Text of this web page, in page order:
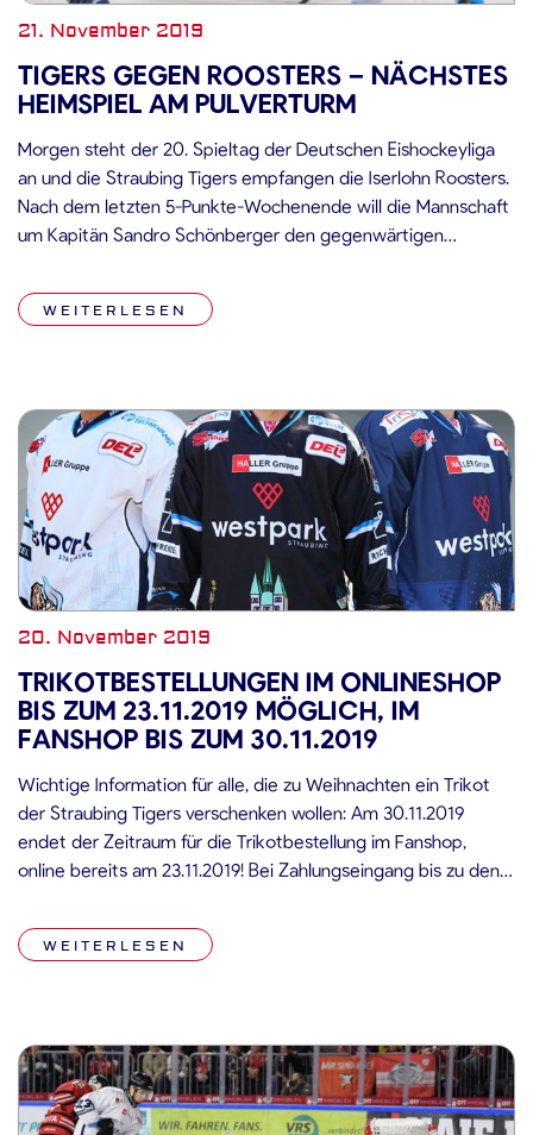
21. November 2019
TIGERS GEGEN ROOSTERS – NÄCHSTES
HEIMSPIEL AM PULVERTURM
Morgen steht der 20. Spieltag der Deutschen Eishockeyliga
an und die Straubing Tigers empfangen die Iserlohn Roosters.
Nach dem letzten 5-Punkte-Wochenende will die Mannschaft
um Kapitän Sandro Schönberger den gegenwärtigen
Torverhältnis von 42 Treffern und 57 Gegentreffern konnten
die Iserlohn Roosters im bisherigen Saisonverlauf sechs Siege
WEITERLESEN
20. November 2019
TRIKOTBESTELLUNGEN IM ONLINESHOP
BIS ZUM 23.11.2019 MÖGLICH, IM
FANSHOP BIS ZUM 30.11.2019
Wichtige Information für alle, die zu Weihnachten ein Trikot
der Straubing Tigers verschenken wollen: Am 30.11.2019
endet der Zeitraum für die Trikotbestellung im Fanshop,
online bereits am 23.11.2019! Bei Zahlungseingang bis zu den
Heiligabend voraussichtlich möglich. Zusätzlich bieten die
Straubing Tigers auch in diesem Jahr wieder ihre beliebte […]
WEITERLESEN